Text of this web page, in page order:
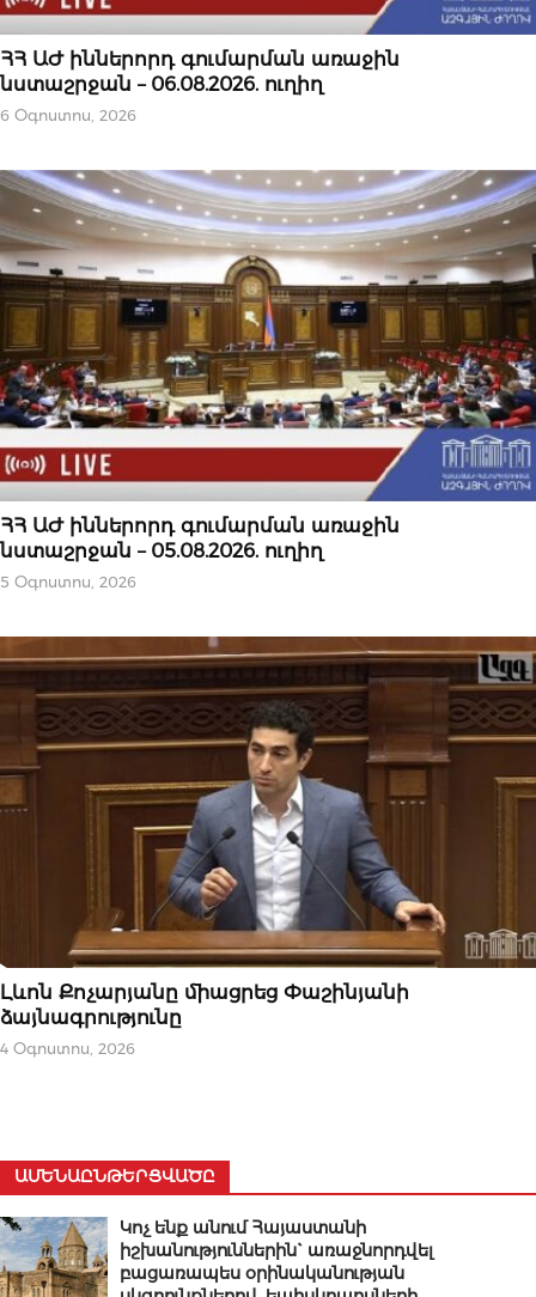
ՆՈՐՈՒԹՅՈՒՆՆԵՐ
ՀՀ ԱԺ իններորդ գումարման առաջին
նստաշրջան – 06.08.2026. ուղիղ
6 Օգոստոս, 2026
ՆՈՐՈՒԹՅՈՒՆՆԵՐ
ՀՀ ԱԺ իններորդ գումարման առաջին
նստաշրջան – 05.08.2026. ուղիղ
5 Օգոստոս, 2026
ՏԵՍԱԴԱՐԱՆ
Լևոն Քոչարյանը միացրեց Փաշինյանի
ձայնագրությունը
4 Օգոստոս, 2026
ԱՄԵՆԱԸՆԹԵՐՑՎԱԾԸ
Կոչ ենք անում Հայաստանի
իշխանություններին` առաջնորդվել
բացառապես օրինականության